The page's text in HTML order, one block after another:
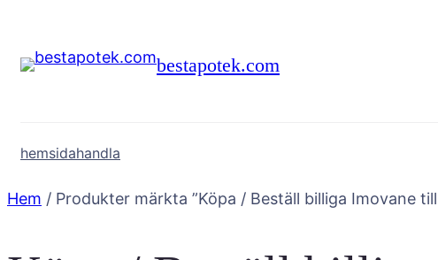
innehåll
bestapotek.com
hemsidahandla
Hem / Produkter märkta ”Köpa / Beställ billiga Imovane